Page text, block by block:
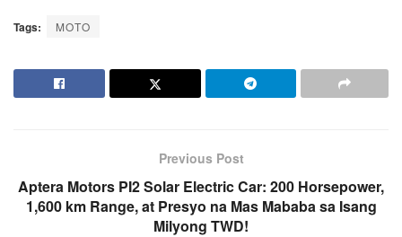
Tags: MOTO
Previous Post
Aptera Motors PI2 Solar Electric Car: 200 Horsepower,
1,600 km Range, at Presyo na Mas Mababa sa Isang
Milyong TWD!